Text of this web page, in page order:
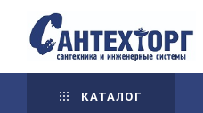
КАТАЛОГ